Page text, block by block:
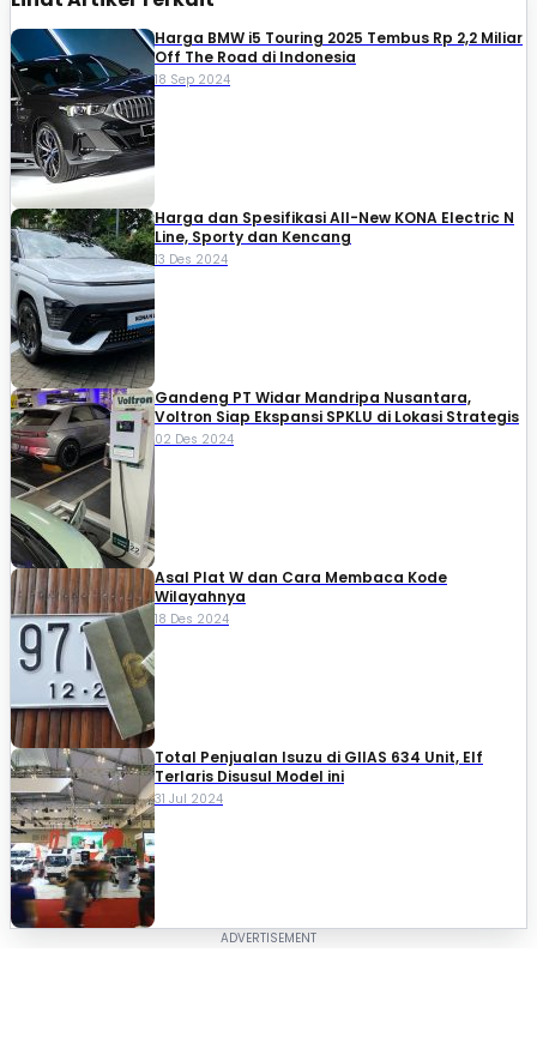
Harga BMW i5 Touring 2025 Tembus Rp 2,2 Miliar
Off The Road di Indonesia
18 Sep 2024
Harga dan Spesifikasi All-New KONA Electric N
Line, Sporty dan Kencang
13 Des 2024
Gandeng PT Widar Mandripa Nusantara,
Voltron Siap Ekspansi SPKLU di Lokasi Strategis
02 Des 2024
Asal Plat W dan Cara Membaca Kode
Wilayahnya
18 Des 2024
Total Penjualan Isuzu di GIIAS 634 Unit, Elf
Terlaris Disusul Model ini
31 Jul 2024